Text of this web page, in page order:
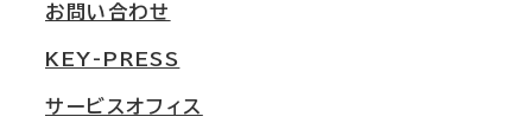
オフィス移転Q&A
大阪
名古屋
お問い合わせ
KEY-PRESS
サービスオフィス